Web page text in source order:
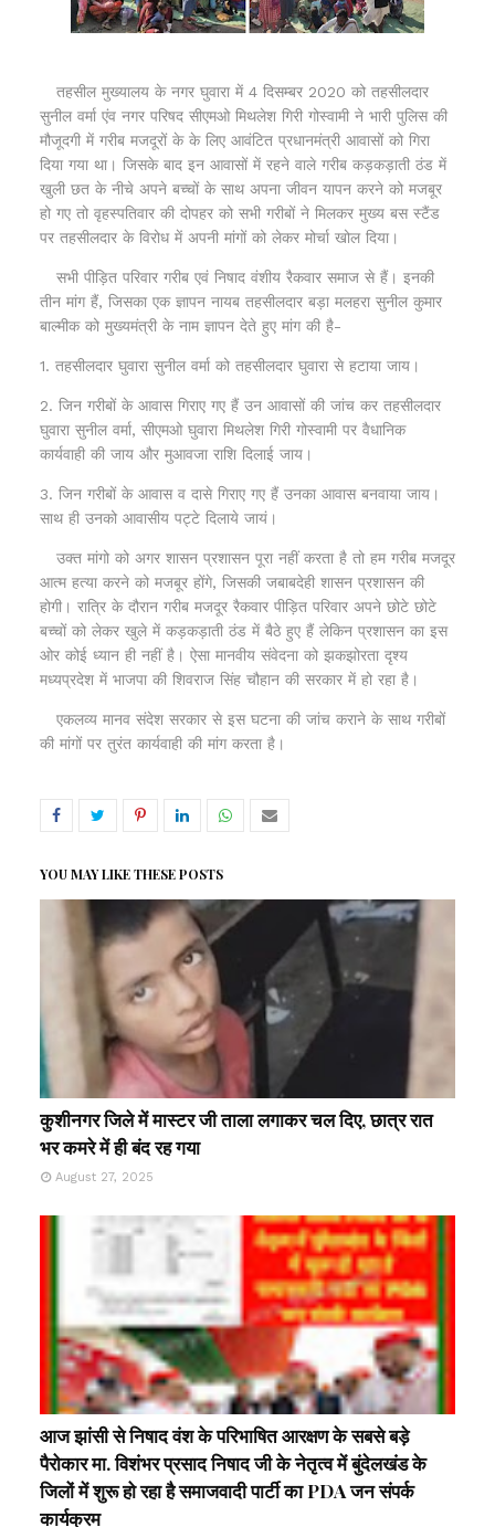
तहसील मुख्यालय के नगर घुवारा में 4 दिसम्बर 2020 को तहसीलदार
सुनील वर्मा एंव नगर परिषद सीएमओ मिथलेश गिरी गोस्वामी ने भारी पुलिस की
मौजूदगी में गरीब मजदूरों के के लिए आवंटित प्रधानमंत्री आवासों को गिरा
दिया गया था। जिसके बाद इन आवासों में रहने वाले गरीब कड़कड़ाती ठंड में
खुली छत के नीचे अपने बच्चों के साथ अपना जीवन यापन करने को मजबूर
हो गए तो वृहस्पतिवार की दोपहर को सभी गरीबों ने मिलकर मुख्य बस स्टैंड
पर तहसीलदार के विरोध में अपनी मांगों को लेकर मोर्चा खोल दिया।
सभी पीड़ित परिवार गरीब एवं निषाद वंशीय रैकवार समाज से हैं। इनकी
तीन मांग हैं, जिसका एक ज्ञापन नायब तहसीलदार बड़ा मलहरा सुनील कुमार
बाल्मीक को मुख्यमंत्री के नाम ज्ञापन देते हुए मांग की है-
1. तहसीलदार घुवारा सुनील वर्मा को तहसीलदार घुवारा से हटाया जाय।
2. जिन गरीबों के आवास गिराए गए हैं उन आवासों की जांच कर तहसीलदार
घुवारा सुनील वर्मा, सीएमओ घुवारा मिथलेश गिरी गोस्वामी पर वैधानिक
कार्यवाही की जाय और मुआवजा राशि दिलाई जाय।
3. जिन गरीबों के आवास व दासे गिराए गए हैं उनका आवास बनवाया जाय।
साथ ही उनको आवासीय पट्टे दिलाये जायं।
उक्त मांगो को अगर शासन प्रशासन पूरा नहीं करता है तो हम गरीब मजदूर
आत्म हत्या करने को मजबूर होंगे, जिसकी जबाबदेही शासन प्रशासन की
होगी। रात्रि के दौरान गरीब मजदूर रैकवार पीड़ित परिवार अपने छोटे छोटे
बच्चों को लेकर खुले में कड़कड़ाती ठंड में बैठे हुए हैं लेकिन प्रशासन का इस
ओर कोई ध्यान ही नहीं है। ऐसा मानवीय संवेदना को झकझोरता दृश्य
मध्यप्रदेश में भाजपा की शिवराज सिंह चौहान की सरकार में हो रहा है।
एकलव्य मानव संदेश सरकार से इस घटना की जांच कराने के साथ गरीबों
की मांगों पर तुरंत कार्यवाही की मांग करता है।
YOU MAY LIKE THESE POSTS
कुशीनगर जिले में मास्टर जी ताला लगाकर चल दिए, छात्र रात
भर कमरे में ही बंद रह गया
August 27, 2025
आज झांसी से निषाद वंश के परिभाषित आरक्षण के सबसे बड़े
पैरोकार मा. विशंभर प्रसाद निषाद जी के नेतृत्व में बुंदेलखंड के
जिलों में शुरू हो रहा है समाजवादी पार्टी का PDA जन संपर्क
कार्यक्रम